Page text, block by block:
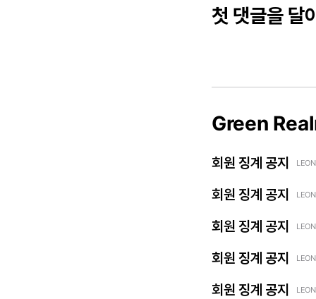
첫 댓글을 달
Green
회원 징계 공지
회원 징계 공지
회원 징계 공지
회원 징계 공지
회원 징계 공지